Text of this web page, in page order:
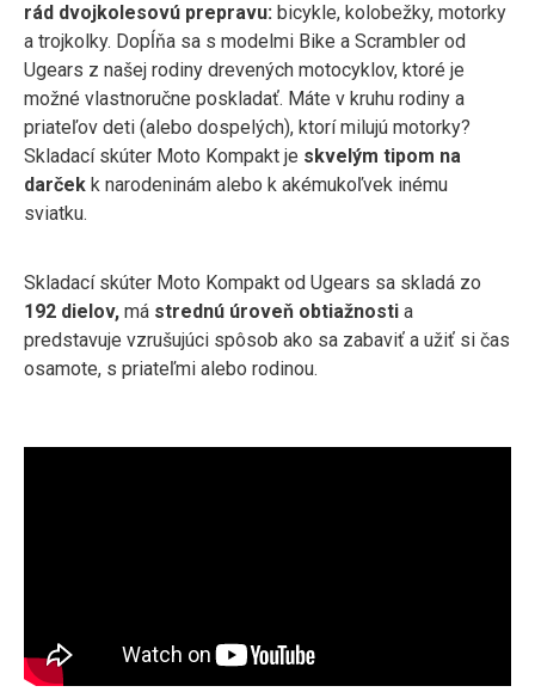
rád dvojkolesovú prepravu: bicykle, kolobežky, motorky
a trojkolky. Dopĺňa sa s modelmi Bike a Scrambler od
Ugears z našej rodiny drevených motocyklov, ktoré je
možné vlastnoručne poskladať. Máte v kruhu rodiny a
priateľov deti (alebo dospelých), ktorí milujú motorky?
Skladací skúter Moto Kompakt je skvelým tipom na
darček k narodeninám alebo k akémukoľvek inému
sviatku.
Skladací skúter Moto Kompakt od Ugears sa skladá zo
192 dielov, má strednú úroveň obtiažnosti a
predstavuje vzrušujúci spôsob ako sa zabaviť a užiť si čas
osamote, s priateľmi alebo rodinou.